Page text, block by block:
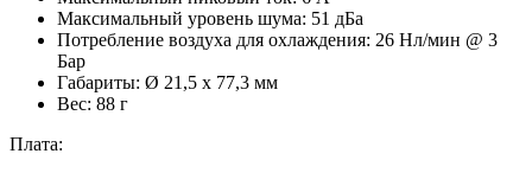
Максимальный уровень шума: 51 дБа
Потребление воздуха для охлаждения: 26 Нл/мин @ 3
Бар
Габариты: Ø 21,5 x 77,3 мм
Вес: 88 г
Плата: